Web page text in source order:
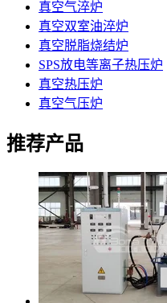
真空气淬炉
真空双室油淬炉
真空脱脂烧结炉
SPS放电等离子热压炉
真空热压炉
真空气压炉
推荐产品